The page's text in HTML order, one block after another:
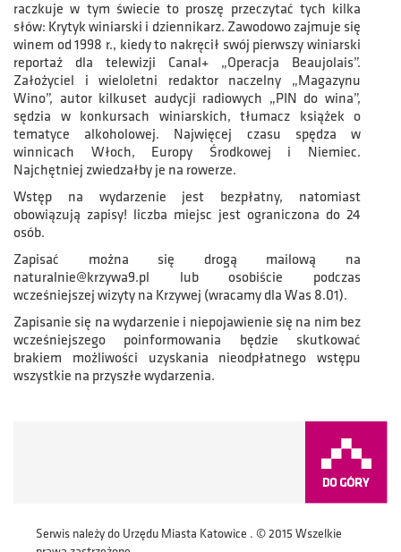
raczkuje w tym świecie to proszę przeczytać tych kilka
słów: Krytyk winiarski i dziennikarz. Zawodowo zajmuje się
winem od 1998 r., kiedy to nakręcił swój pierwszy winiarski
reportaż dla telewizji Canal+ „Operacja Beaujolais”.
Założyciel i wieloletni redaktor naczelny „Magazynu
Wino”, autor kilkuset audycji radiowych „PIN do wina”,
sędzia w konkursach winiarskich, tłumacz książek o
tematyce alkoholowej. Najwięcej czasu spędza w
winnicach Włoch, Europy Środkowej i Niemiec.
Najchętniej zwiedzałby je na rowerze.
Wstęp na wydarzenie jest bezpłatny, natomiast
obowiązują zapisy! liczba miejsc jest ograniczona do 24
osób.
Zapisać można się drogą mailową na
naturalnie@krzywa9.pl lub osobiście podczas
wcześniejszej wizyty na Krzywej (wracamy dla Was 8.01).
Zapisanie się na wydarzenie i niepojawienie się na nim bez
wcześniejszego poinformowania będzie skutkować
brakiem możliwości uzyskania nieodpłatnego wstępu
wszystkie na przyszłe wydarzenia.
Serwis należy do Urzędu Miasta Katowice . © 2015 Wszelkie